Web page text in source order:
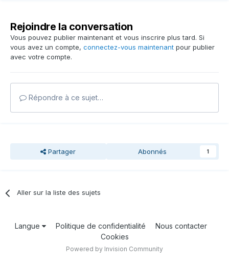
Rejoindre la conversation
Vous pouvez publier maintenant et vous inscrire plus tard. Si
vous avez un compte, connectez-vous maintenant pour publier
avec votre compte.
Répondre à ce sujet…
Partager Abonnés 1
Aller sur la liste des sujets
Langue Politique de confidentialité
Nous contacter
Cookies
Powered by Invision Community